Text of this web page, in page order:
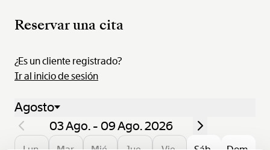
Reservar una cita
¿Es un cliente registrado?
Ir al inicio de sesión
Agosto
03 Ago. - 09 Ago. 2026